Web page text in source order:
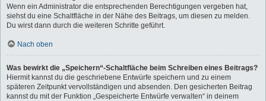
Wenn ein Administrator die entsprechenden Berechtigungen vergeben hat,
siehst du eine Schaltfläche in der Nähe des Beitrags, um diesen zu melden.
Du wirst dann durch die weiteren Schritte geführt.
Nach oben
Was bewirkt die „Speichern“-Schaltfläche beim Schreiben eines Beitrags?
Hiermit kannst du die geschriebene Entwürfe speichern und zu einem
späteren Zeitpunkt vervollständigen und absenden. Den gesicherten Beitrag
kannst du mit der Funktion „Gespeicherte Entwürfe verwalten“ in deinem